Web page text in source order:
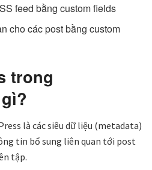
feed bằng custom fields
cho các post bằng custom
trong
là các siêu dữ liệu (metadata)
tin bổ sung liên quan tới post
tập.